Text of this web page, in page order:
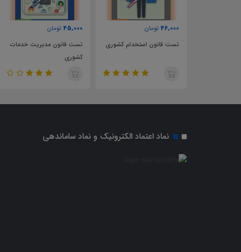
45,000
تست قانون مدیریت خدمات
33,000
تست قانون جامع خدمات
نماد اعتماد الکترونیک و نماد ساماندهی